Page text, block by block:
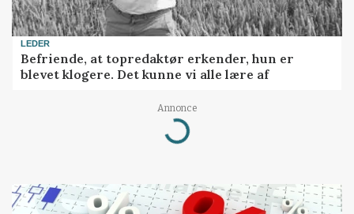
LEDER
Befriende, at topredaktør erkender, hun er
blevet klogere. Det kunne vi alle lære af
Annonce
Loading...